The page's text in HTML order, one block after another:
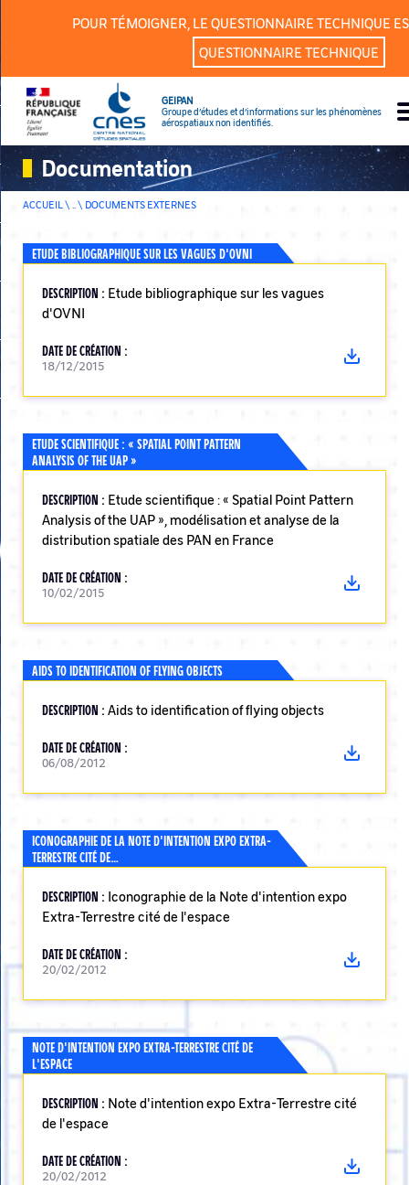
POUR TÉMOIGNER, LE QUESTIONNAIRE TECHNIQUE
QUESTIONNAIRE TECHNIQUE
GEIPAN
Groupe d’études et d’informations sur les phénomènes
aérospatiaux non identifiés.
Documentation
ACCUEIL \ .. \ DOCUMENTS EXTERNES
ETUDE BIBLIOGRAPHIQUE SUR LES VAGUES D'OVNI
DESCRIPTION : Etude bibliographique sur les vagues
d'OVNI
DATE DE CRÉATION :
18/12/2015
ETUDE SCIENTIFIQUE : « SPATIAL POINT PATTERN
ANALYSIS OF THE UAP »
DESCRIPTION : Etude scientifique : « Spatial Point Pattern
Analysis of the UAP », modélisation et analyse de la
distribution spatiale des PAN en France
DATE DE CRÉATION :
10/02/2015
AIDS TO IDENTIFICATION OF FLYING OBJECTS
DESCRIPTION : Aids to identification of flying objects
DATE DE CRÉATION :
06/08/2012
ICONOGRAPHIE DE LA NOTE D'INTENTION EXPO EXTRA-
TERRESTRE CITÉ DE…
DESCRIPTION : Iconographie de la Note d'intention expo
Extra-Terrestre cité de l'espace
DATE DE CRÉATION :
20/02/2012
NOTE D'INTENTION EXPO EXTRA-TERRESTRE CITÉ DE
L'ESPACE
DESCRIPTION : Note d'intention expo Extra-Terrestre cité
de l'espace
DATE DE CRÉATION :
20/02/2012